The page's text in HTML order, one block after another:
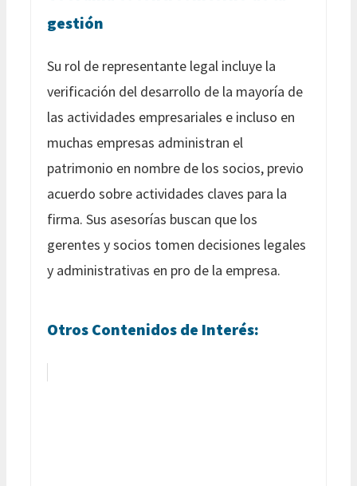
gestión
Su rol de representante legal incluye la
verificación del desarrollo de la mayoría de
las actividades empresariales e incluso en
muchas empresas administran el
patrimonio en nombre de los socios, previo
acuerdo sobre actividades claves para la
firma. Sus asesorías buscan que los
gerentes y socios tomen decisiones legales
y administrativas en pro de la empresa.
Otros Contenidos de Interés: